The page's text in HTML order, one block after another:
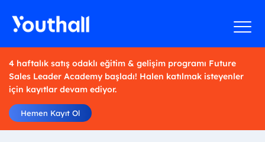
4 haftalık satış odaklı eğitim & gelişim programı Future
Sales Leader Academy başladı! Halen katılmak isteyenler
için kayıtlar devam ediyor.
Hemen Kayıt Ol